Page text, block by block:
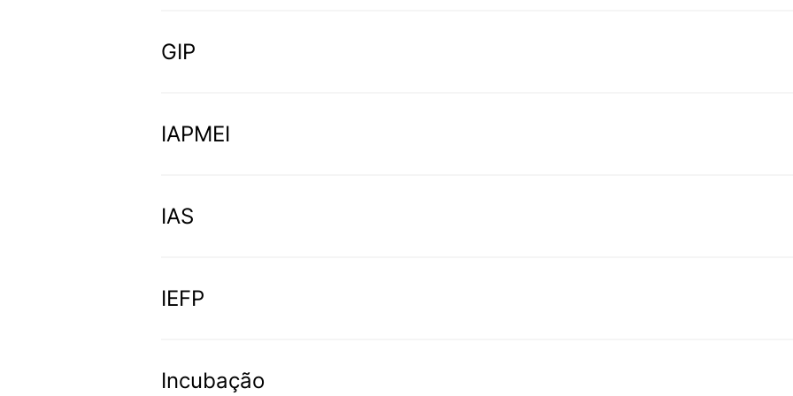
territórios.
GIP
IAPMEI
IAS
sociais.
IEFP
emprego e formação profissional.
Incubação